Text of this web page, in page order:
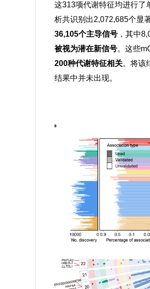
这313项代谢特征均进行了
析共识别出2,072,685个显
36,105个主导信号 ，其中
被视为潜在新信号。这些
200种代谢特征相关。将该
结果中并未出现。